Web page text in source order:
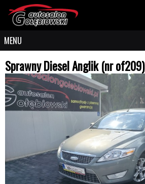
MENU
Sprawny Diesel Anglik (nr of209)